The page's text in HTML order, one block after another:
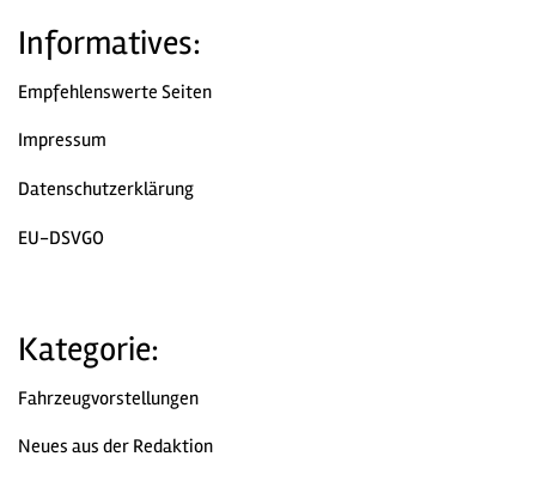
Informatives:
Empfehlenswerte Seiten
Impressum
Datenschutzerklärung
EU-DSVGO
Kategorie:
Fahrzeugvorstellungen
Neues aus der Redaktion